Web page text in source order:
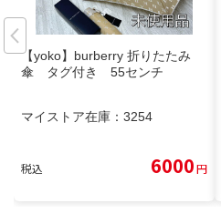
【yoko】burberry 折りたたみ
傘 タグ付き 55センチ
マイストア在庫： 3254
税込 6000円